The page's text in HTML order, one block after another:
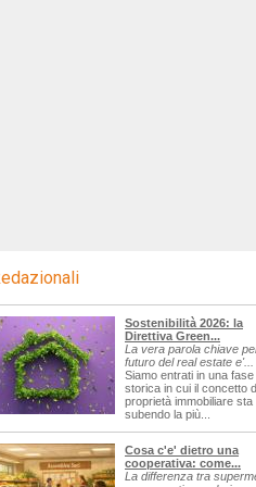
Sostenibilità 2026: la
Direttiva Green...
La vera parola chiave
futuro del real estate e'...
Siamo entrati in una fase
storica in cui il concetto
proprietà immobiliare sta
subendo la più...
Cosa c'e' dietro una
cooperativa: come...
La differenza tra